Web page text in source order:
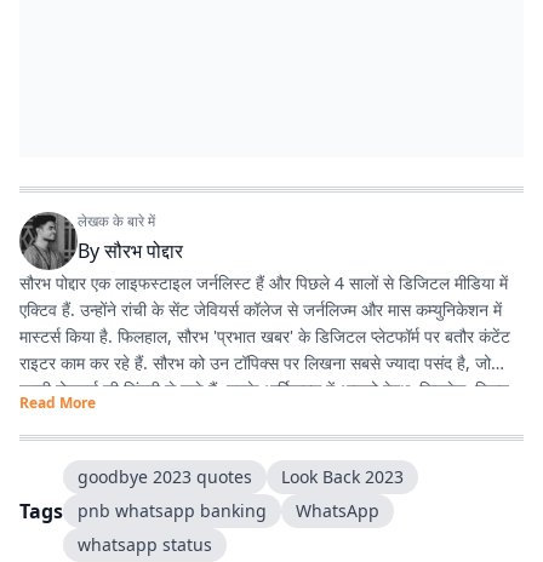
लेखक के बारे में
Byसौरभ पोद्दार
सौरभ पोद्दार एक लाइफस्टाइल जर्नलिस्ट हैं और पिछले 4 सालों से डिजिटल मीडिया में
एक्टिव हैं. उन्होंने रांची के सेंट जेवियर्स कॉलेज से जर्नलिज्म और मास कम्युनिकेशन में
मास्टर्स किया है. फिलहाल, सौरभ 'प्रभात खबर' के डिजिटल प्लेटफॉर्म पर बतौर कंटेंट
राइटर काम कर रहे हैं. सौरभ को उन टॉपिक्स पर लिखना सबसे ज्यादा पसंद है, जो
हमारी रोजमर्रा की जिंदगी से जुड़े हैं. उनके आर्टिकल्स में आपको हेल्थ, फिटनेस, स्किन-
हेयर केयर, पेरेंटिंग, हेल्दी रेसिपीज, घरेलू नुस्खे, रिलेशनशिप और वास्तु शास्त्र जैसी
उपयोगी जानकारियां मिलेंगी. फिटनेस और अच्छी सेहत सौरभ की निजी जिंदगी का भी
अहम हिस्सा हैं. वे जिन विषयों पर लिखते हैं, उन्हें अपनी रूटीन में फॉलो भी करते हैं.
उनका मानना है कि जब आप किसी चीज को खुद एक्सपीरियंस करते हैं, तभी दूसरों तक
सही और प्रैक्टिकल जानकारी पहुंचा सकते हैं. उनकी हमेशा यही कोशिश रहती है कि वे
ट्रेंडिंग टॉपिक्स पर बिल्कुल आसान और आम बोलचाल की हिंदी में लिखें, ताकि हर पाठक
Read More
Tags
goodbye 2023 quotes
Look Back 2023
pnb whatsapp banking
WhatsApp
whatsapp status